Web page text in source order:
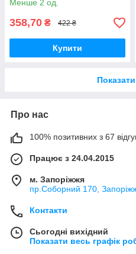
Менше 2 од.
358,70 ₴ 422 ₴
Купити
Про нас
100% позитивних з 67
Працює з 24.04.2015
м. Запоріжжя
пр.Соборний 170,
Контакти
Сьогодні вихідний
Показати весь графік